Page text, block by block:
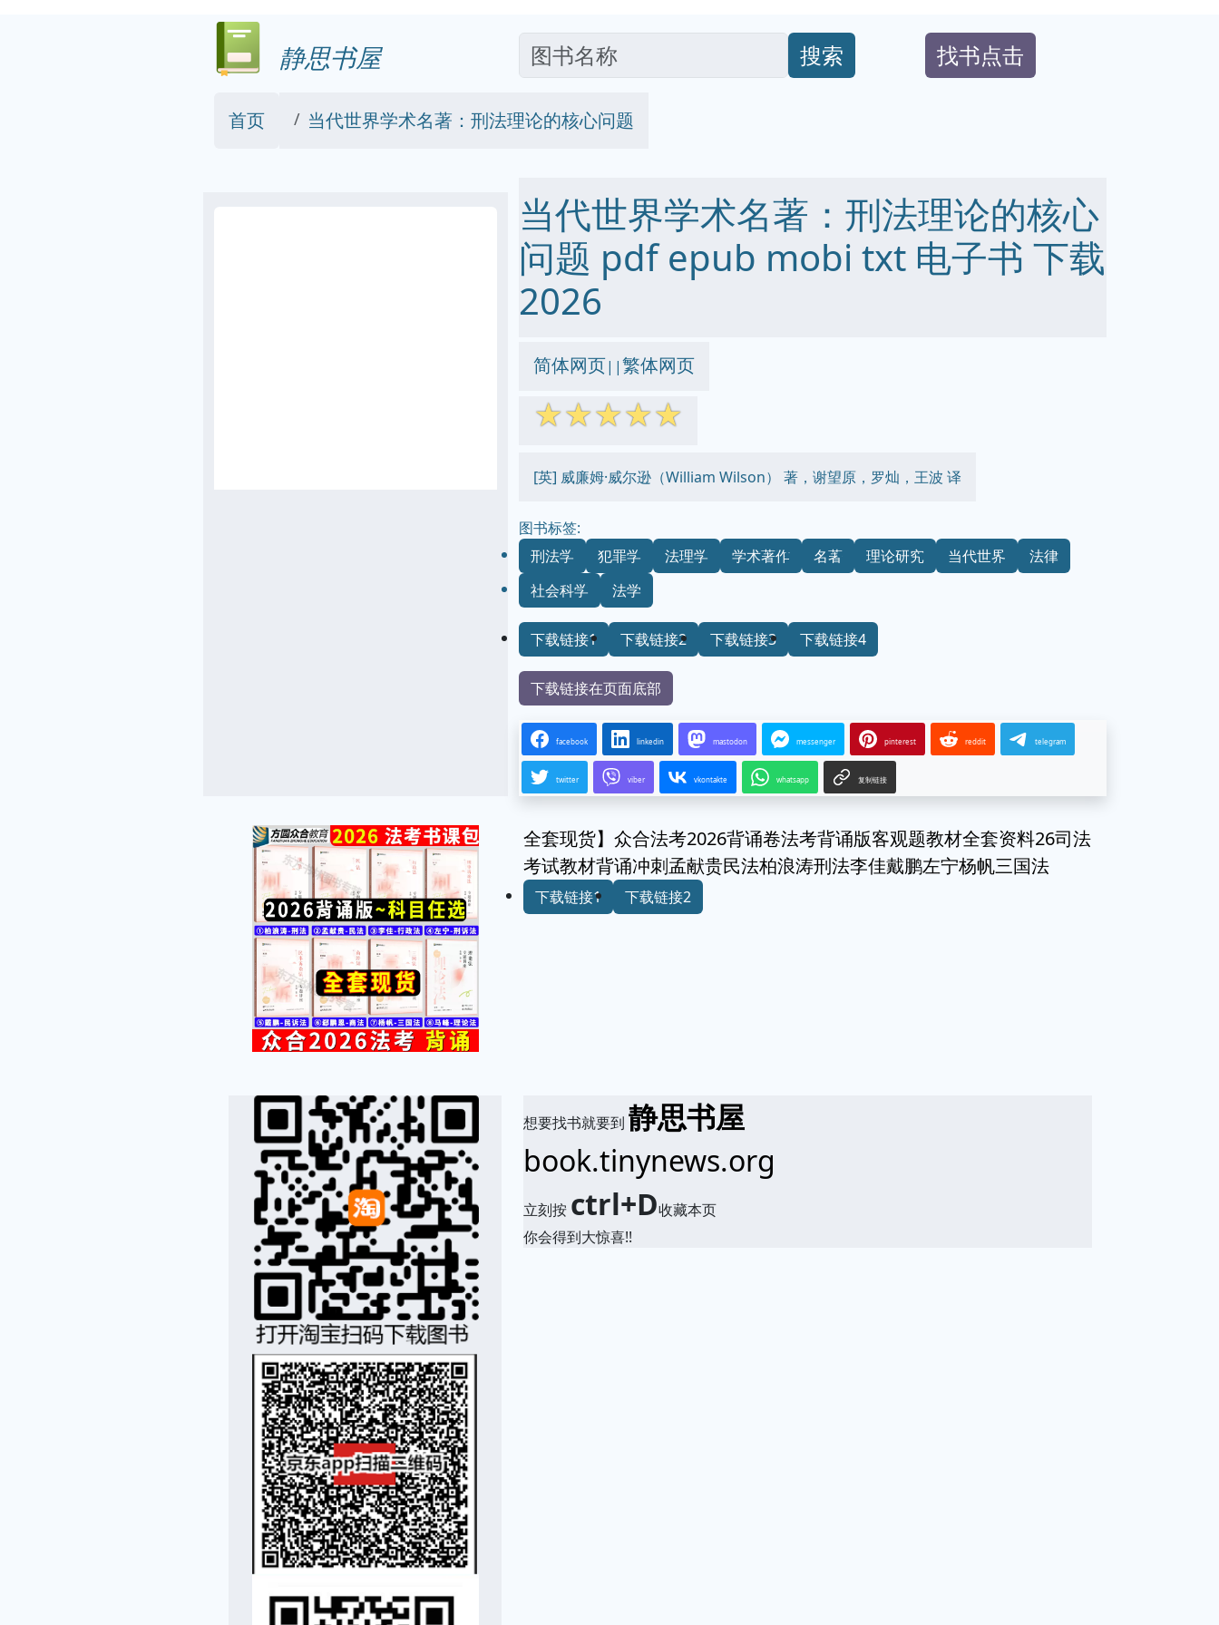
静思书屋 搜索 找书点击
首页 当代世界学术名著：刑法理论的核心问题
当代世界学术名著：刑法理论的核心
问题 pdf epub mobi txt 电子书 下载
2026
简体网页||繁体网页
☆☆☆☆☆
[英] 威廉姆·威尔逊（William Wilson） 著，谢望原，罗灿，王波 译
图书标签:
刑法学
犯罪学 法理学 学术著作 名著 理论研究 当代世界
法律
社会科学
法学
下载链接1 下载链接2 下载链接3 下载链接4
下载链接在页面底部
facebook linkedin mastodon messenger pinterest reddit telegram
twitter viber vkontakte whatsapp 复制链接
全套现货】众合法考2026背诵卷法考背诵版客观题教材全套资料26司法
考试教材背诵冲刺孟献贵民法柏浪涛刑法李佳戴鹏左宁杨帆三国法
下载链接1 下载链接2
想要找书就要到静思书屋
book.tinynews.org
立刻按 ctrl+D收藏本页
你会得到大惊喜!!